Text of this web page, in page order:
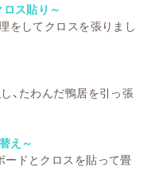
ス貼り～
をしてクロスを張りまし
、たわんだ鴨居を引っ張
え～
ドとクロスを貼って畳